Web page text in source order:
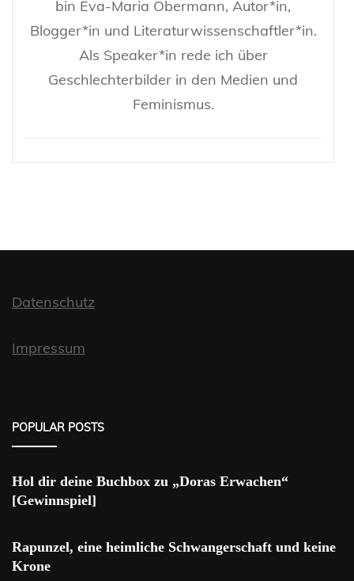
bin Eva-Maria Obermann, Autor*in,
Blogger*in und Literaturwissenschaftler*in.
Als Speaker*in rede ich über
Geschlechterbilder in den Medien und
Feminismus.
Datenschutz
Impressum
POPULAR POSTS
Hol dir deine Buchbox zu „Doras Erwachen“
[Gewinnspiel]
Rapunzel, eine heimliche Schwangerschaft und keine
Krone